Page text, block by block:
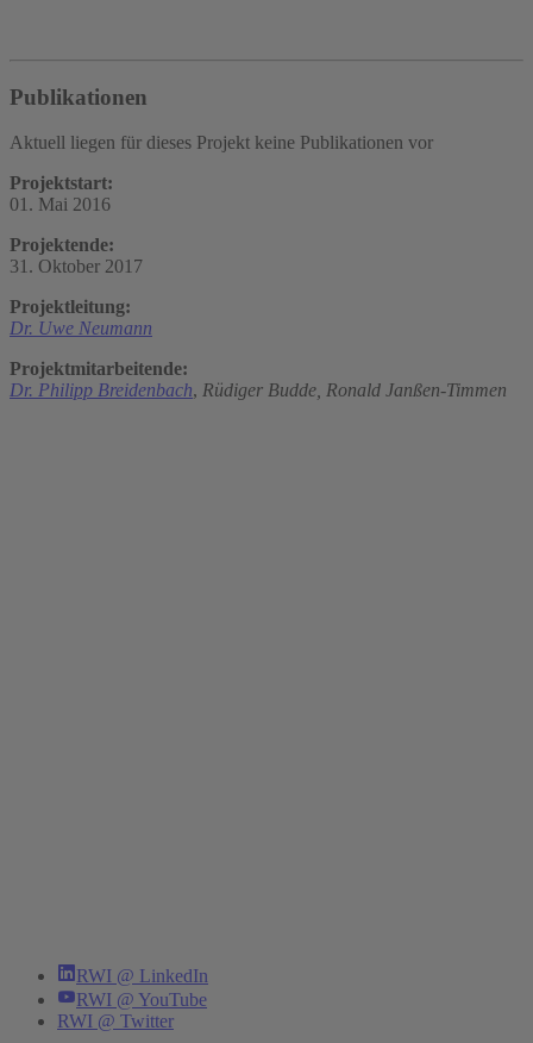
Publikationen
Aktuell liegen für dieses Projekt keine Publikationen vor
Projektstart:
01. Mai 2016
Projektende:
31. Oktober 2017
Projektleitung:
Dr. Uwe Neumann
Projektmitarbeitende:
Dr. Philipp Breidenbach, Rüdiger Budde, Ronald Janßen-Timmen
RWI @ LinkedIn
RWI @ YouTube
RWI @ Twitter